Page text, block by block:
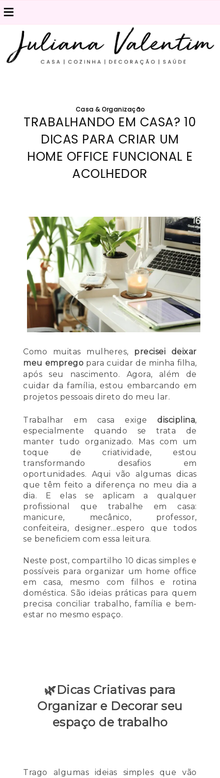
≡
Casa & Organização
TRABALHANDO EM CASA? 10
DICAS PARA CRIAR UM
HOME OFFICE FUNCIONAL E
ACOLHEDOR
Como muitas mulheres, precisei deixar
meu emprego para cuidar de minha filha,
após seu nascimento. Agora, além de
cuidar da família, estou embarcando em
projetos pessoais direto do meu lar.
Trabalhar em casa exigedisciplina,
especialmente quando se trata de
manter tudo organizado. Mas com um
toque de criatividade, estou
transformando desafios em
oportunidades. Aqui vão algumas dicas
que têm feito a diferença no meu dia a
dia. E elas se aplicam a qualquer
profissional que trabalhe em casa:
manicure, mecânico, professor,
confeiteira, designer...espero que todos
se beneficiem com essa leitura.
Neste post, compartilho 10 dicas simples e
possíveis para organizar um home office
em casa, mesmo com filhos e rotina
doméstica. São ideias práticas para quem
precisa conciliar trabalho, família e bem-
estar no mesmo espaço.
🌿Dicas Criativas para
Organizar e Decorar seu
espaço de trabalho
Trago algumas ideias simples que vão